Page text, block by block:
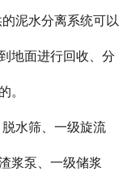
泥水分离系统可以
地面进行回收、分
。
水筛、一级旋流
浆泵、一级储浆